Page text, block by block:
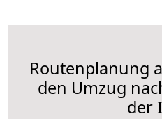
Routenplanung
den Umzug
der